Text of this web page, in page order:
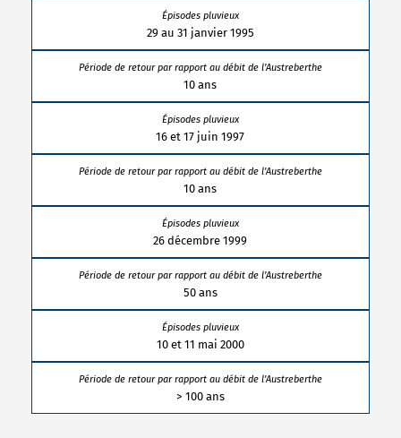
29 au 31 janvier 1995
10 ans
16 et 17 juin 1997
10 ans
26 décembre 1999
50 ans
10 et 11 mai 2000
> 100 ans